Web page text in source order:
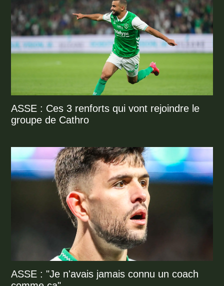
ASSE : Ces 3 renforts qui vont rejoindre le
groupe de Cathro
ASSE : "Je n'avais jamais connu un coach